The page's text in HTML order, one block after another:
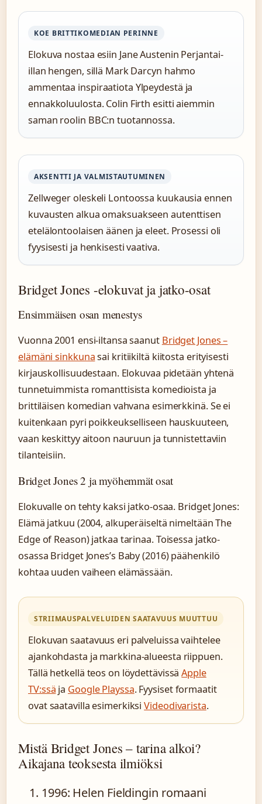
KOE BRITTIKOMEDIAN PERINNE
Elokuva nostaa esiin Jane Austenin Perjantai-
illan hengen, sillä Mark Darcyn hahmo
ammentaa inspiraatiota Ylpeydestä ja
ennakkoluulosta. Colin Firth esitti aiemmin
saman roolin BBC:n tuotannossa.
AKSENTTI JA VALMISTAUTUMINEN
Zellweger oleskeli Lontoossa kuukausia ennen
kuvausten alkua omaksuakseen autenttisen
etelälontoolaisen äänen ja eleet. Prosessi oli
fyysisesti ja henkisesti vaativa.
Bridget Jones -elokuvat ja jatko-osat
Ensimmäisen osan menestys
Vuonna 2001 ensi-iltansa saanut Bridget Jones –
elämäni sinkkunasai kritiikiltä kiitosta erityisesti
kirjauskollisuudestaan. Elokuvaa pidetään yhtenä
tunnetuimmista romanttisista komedioista ja
brittiläisen komedian vahvana esimerkkinä. Se ei
kuitenkaan pyri poikkeukselliseen hauskuuteen,
vaan keskittyy aitoon nauruun ja tunnistettaviin
tilanteisiin.
Bridget Jones 2 ja myöhemmät osat
Elokuvalle on tehty kaksi jatko-osaa. Bridget Jones:
Elämä jatkuu (2004, alkuperäiseltä nimeltään The
Edge of Reason) jatkaa tarinaa. Toisessa jatko-
osassa Bridget Jones’s Baby (2016) päähenkilö
kohtaa uuden vaiheen elämässään.
STRIIMAUSPALVELUIDEN SAATAVUUS MUUTTUU
Elokuvan saatavuus eri palveluissa vaihtelee
ajankohdasta ja markkina-alueesta riippuen.
Tällä hetkellä teos on löydettävissäApple
TV:ssä ja Google Playssa. Fyysiset formaatit
ovat saatavilla esimerkiksiVideodivarista.
Mistä Bridget Jones – tarina alkoi?
Aikajana teoksesta ilmiöksi
1996: Helen Fieldingin romaani